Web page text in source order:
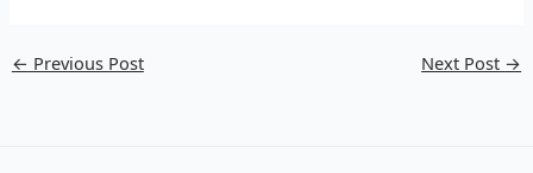
← Previous Post Next Post →